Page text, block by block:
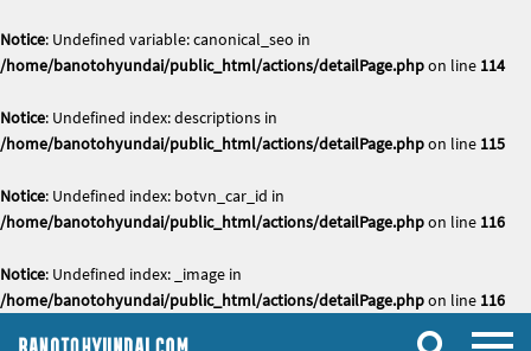
Notice: Undefined variable: canonical_seo in
/home/banotohyundai/public_html/actions/detailPage.phpon line 114
Notice: Undefined index: descriptions in
/home/banotohyundai/public_html/actions/detailPage.phpon line 115
Notice: Undefined index: botvn_car_id in
/home/banotohyundai/public_html/actions/detailPage.phpon line 116
Notice: Undefined index: _image in
/home/banotohyundai/public_html/actions/detailPage.phpon line 116